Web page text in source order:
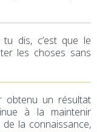
dis, c’est que le
les choses sans
obtenu un résultat
à la maintenir
la connaissance,